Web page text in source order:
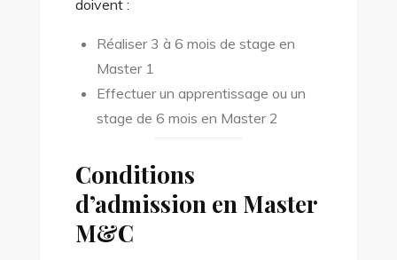
doivent :
Réaliser 3 à 6 mois de stage en
Master 1
Effectuer un apprentissage ou un
stage de 6 mois en Master 2
Conditions
d’admission en Master
M&C